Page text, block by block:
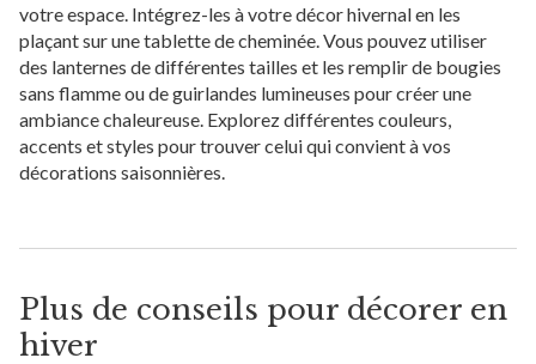
votre espace. Intégrez-les à votre décor hivernal en les
plaçant sur une tablette de cheminée. Vous pouvez utiliser
des lanternes de différentes tailles et les remplir de bougies
sans flamme ou de guirlandes lumineuses pour créer une
ambiance chaleureuse. Explorez différentes couleurs,
accents et styles pour trouver celui qui convient à vos
décorations saisonnières.
Plus de conseils pour décorer en
hiver